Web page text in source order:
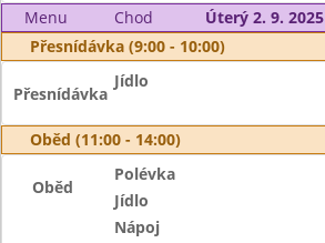
Menu Chod
Úterý 2. 9. 2025
Přesnídávka (9:00 - 10:00)
Přesnídávka
Jídlo
Oběd (11:00 - 14:00)
Oběd
Polévka
Jídlo
Nápoj